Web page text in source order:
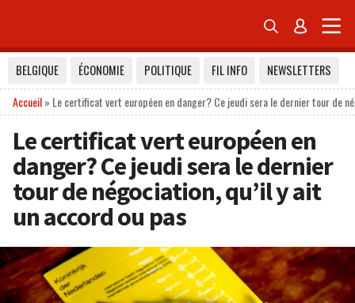
 
BELGIQUE ÉCONOMIE POLITIQUE FIL INFO
NEWSLETTERS
Accueil» Le certificat vert européen en danger? Ce jeudi sera le dernier tour de
Le certificat vert européen en
danger? Ce jeudi sera le dernier
tour de négociation, qu’il y ait
un accord ou pas